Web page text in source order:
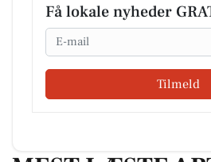
Få lokale nyheder
Email
Tilmeld